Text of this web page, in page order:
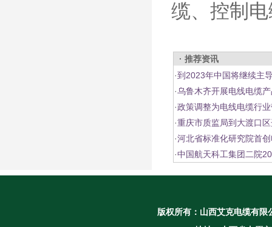
缆、控制
· 推荐资讯
·到2023年中国将继续主
·乌鲁木齐开展电线电缆
·政策调整为电线电缆行
·重庆市质监局到大渡口
·河北省标准化研究院首
·中国航天科工集团二院
版权所有： 山西艾克电缆有限